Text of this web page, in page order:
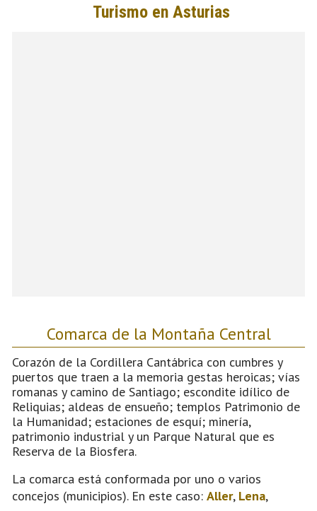
Comarca de la Montaña Central
Corazón de la Cordillera Cantábrica con cumbres y
puertos que traen a la memoria gestas heroicas; vías
romanas y camino de Santiago; escondite idílico de
Reliquias; aldeas de ensueño; templos Patrimonio de
la Humanidad; estaciones de esquí; minería,
patrimonio industrial y un Parque Natural que es
Reserva de la Biosfera.
La comarca está conformada por uno o varios
concejos (municipios). En este caso: Aller, Lena,